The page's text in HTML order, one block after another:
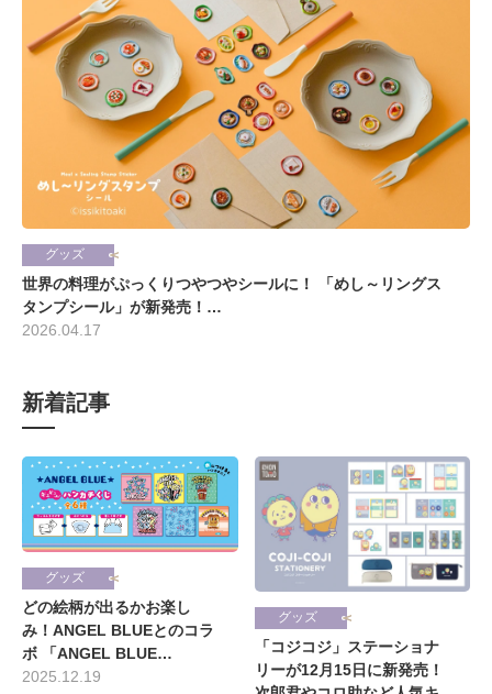
グッズ
世界の料理がぷっくりつやつやシールに！ 「めし～リングス
タンプシール」が新発売！…
2026.04.17
新着記事
グッズ
どの絵柄が出るかお楽し
み！ANGEL BLUEとのコラ
ボ 「ANGEL BLUE…
2025.12.19
グッズ
「コジコジ」ステーショナ
リーが12月15日に新発売！